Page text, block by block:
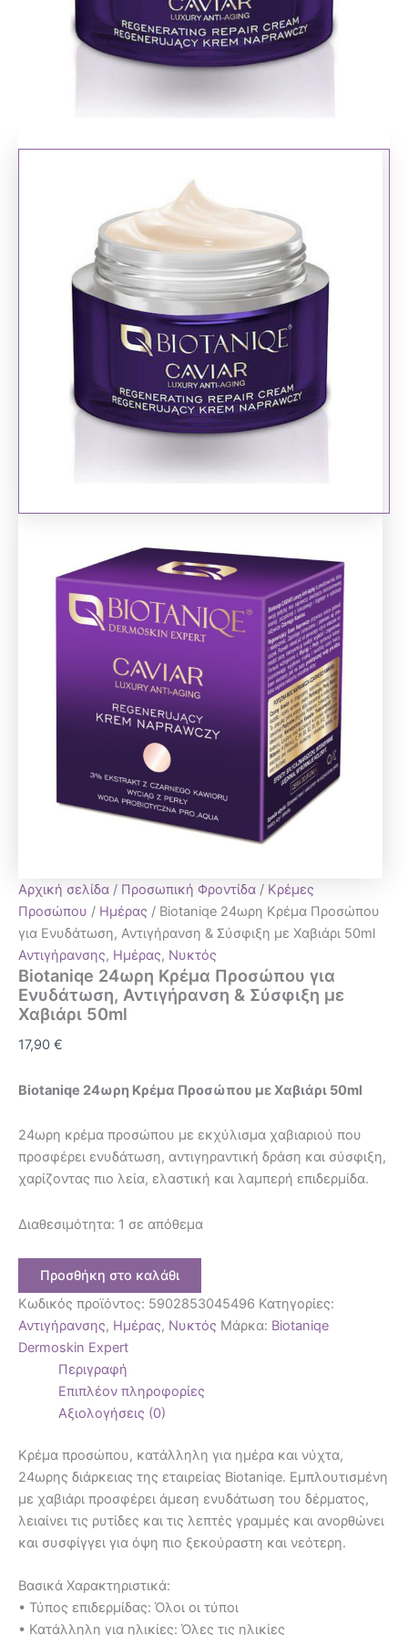
Αρχική σελίδα / Προσωπική Φροντίδα / Κρέμες
Προσώπου / Ημέρας / Biotaniqe 24ωρη Κρέμα Προσώπου
για Ενυδάτωση, Αντιγήρανση & Σύσφιξη με Χαβιάρι 50ml
Αντιγήρανσης, Ημέρας, Νυκτός
Biotaniqe 24ωρη Κρέμα Προσώπου για
Ενυδάτωση, Αντιγήρανση & Σύσφιξη με
Χαβιάρι 50ml
17,90 €
Biotaniqe 24ωρη Κρέμα Προσώπου με Χαβιάρι 50ml
24ωρη κρέμα προσώπου με εκχύλισμα χαβιαριού που
προσφέρει ενυδάτωση, αντιγηραντική δράση και σύσφιξη,
χαρίζοντας πιο λεία, ελαστική και λαμπερή επιδερμίδα.
Διαθεσιμότητα: 1 σε απόθεμα
Προσθήκη στο καλάθι
Κωδικός προϊόντος: 5902853045496 Κατηγορίες:
Αντιγήρανσης, Ημέρας, Νυκτός Μάρκα: Biotaniqe
Dermoskin Expert
Περιγραφή
Επιπλέον πληροφορίες
Αξιολογήσεις (0)
Κρέμα προσώπου, κατάλληλη για ημέρα και νύχτα,
24ωρης διάρκειας της εταιρείας Biotaniqe. Εμπλουτισμένη
με χαβιάρι προσφέρει άμεση ενυδάτωση του δέρματος,
λειαίνει τις ρυτίδες και τις λεπτές γραμμές και ανορθώνει
και συσφίγγει για όψη πιο ξεκούραστη και νεότερη.
Βασικά Χαρακτηριστικά:
• Τύπος επιδερμίδας: Όλοι οι τύποι
• Κατάλληλη για ηλικίες: Όλες τις ηλικίες